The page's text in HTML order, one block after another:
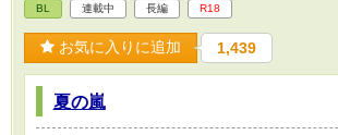
BL 連載中 長編 R18
お気に入りに追加 1,439
夏の嵐